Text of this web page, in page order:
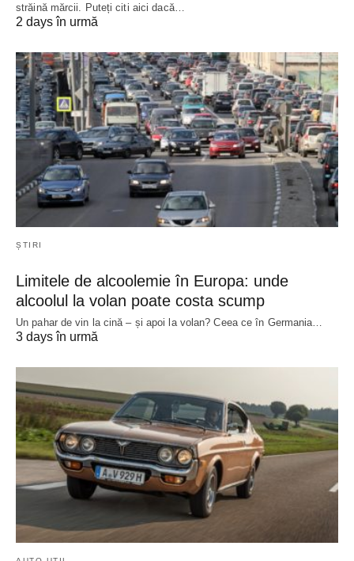
străină mărcii. Puteți citi aici dacă…
2 days în urmă
ȘTIRI
Limitele de alcoolemie în Europa: unde
alcoolul la volan poate costa scump
Un pahar de vin la cină – și apoi la volan? Ceea ce în Germania…
3 days în urmă